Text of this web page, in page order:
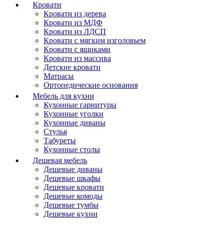
Кровати
Кровати из дерева
Кровати из МДФ
Кровати из ЛДСП
Кровати с мягким изголовьем
Кровати с ящиками
Кровати из массива
Детские кровати
Матрасы
Ортопедические основания
Мебель для кухни
Кухонные гарнитуры
Кухонные уголки
Кухонные диваны
Стулья
Табуреты
Кухонные столы
Дешевая мебель
Дешевые диваны
Дешевые шкафы
Дешевые кровати
Дешевые комоды
Дешевые тумбы
Дешевые кухни